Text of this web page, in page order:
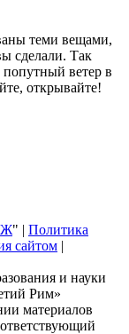
теми вещами,
сделали. Так
попутный ветер в
открывайте!
" | Политика
сайтом |
и науки
Рим»
материалов